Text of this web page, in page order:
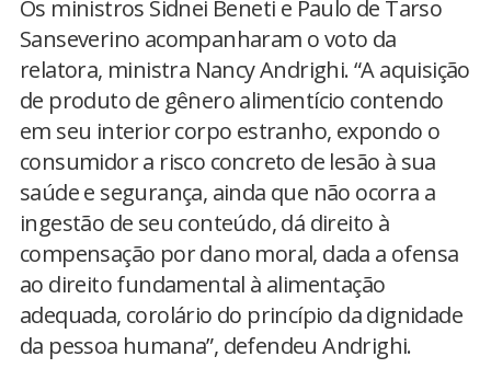
Os ministros Sidnei Beneti e Paulo de Tarso
Sanseverino acompanharam o voto da
relatora, ministra Nancy Andrighi. “A aquisição
de produto de gênero alimentício contendo
em seu interior corpo estranho, expondo o
consumidor a risco concreto de lesão à sua
saúde e segurança, ainda que não ocorra a
ingestão de seu conteúdo, dá direito à
compensação por dano moral, dada a ofensa
ao direito fundamental à alimentação
adequada, corolário do princípio da dignidade
da pessoa humana”, defendeu Andrighi.